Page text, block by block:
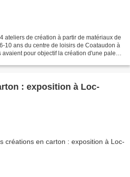
ateliers de création à partir de matériaux de
10 ans du centre de loisirs de Coataudon à
pour objectif la création d'une palette
: exposition à Loc-